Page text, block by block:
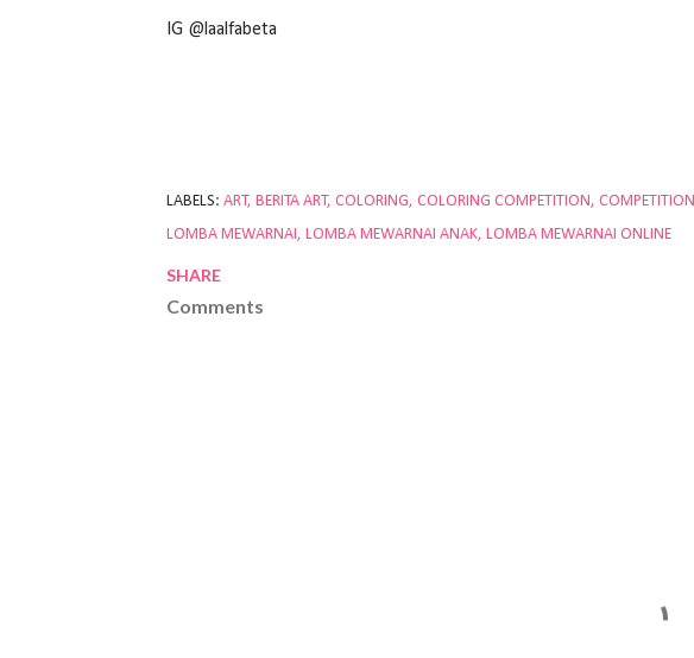
IG @laalfabeta
LABELS: ART BERITA ART COLORING COLORING COMPETITION COMPETITION
LOMBA MEWARNAI
LOMBA MEWARNAI ANAK LOMBA MEWARNAI ONLINE
SHARE
Comments